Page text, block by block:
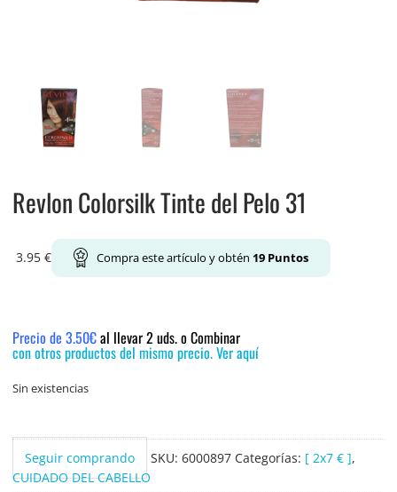
Revlon Colorsilk Tinte del Pelo 31
3.95 € Compra este artículo y obtén 19Puntos
Precio de 3.50€al llevar 2 uds. o Combinar
con otros productos del mismo precio. Ver aquí
Sin existencias
Seguir comprando SKU: 6000897 Categorías: [ 2x7 € ],
CUIDADO DEL CABELLO